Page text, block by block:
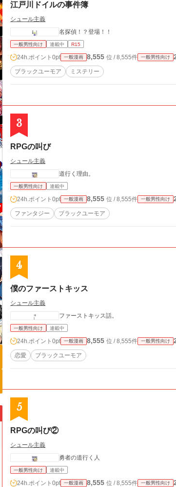
江戸川ドイルの事件簿
シュール主義
名探偵！？登場！！
一般男性向け 連載中 R15
24h.ポイント 0pt 一般漫画 8,555 位 / 8,555件 一般男性向け
ブラックユーモア ミステリー
3
RPGの叫び
シュール主義
道行く理由。
一般男性向け 連載中
24h.ポイント 0pt 一般漫画 8,555 位 / 8,555件 一般男性向け
ファンタジー ブラックユーモア
4
僕のファーストキッス
シュール主義
ファーストキッス話。
一般男性向け 連載中
24h.ポイント 0pt 一般漫画 8,555 位 / 8,555件 一般男性向け
恋愛 ブラックユーモア
5
RPGの叫び②
シュール主義
勇者の道行く人
一般男性向け 連載中
24h.ポイント 0pt 一般漫画 8,555 位 / 8,555件 一般男性向け